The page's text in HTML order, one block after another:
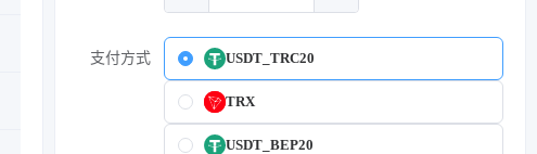
支付方式 USDT_TRC20
TRX
USDT_BEP20